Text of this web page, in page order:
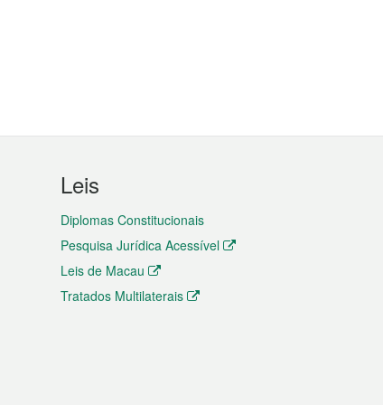
Leis
Diplomas Constitucionais
Pesquisa Jurídica Acessível
Leis de Macau
Tratados Multilaterais